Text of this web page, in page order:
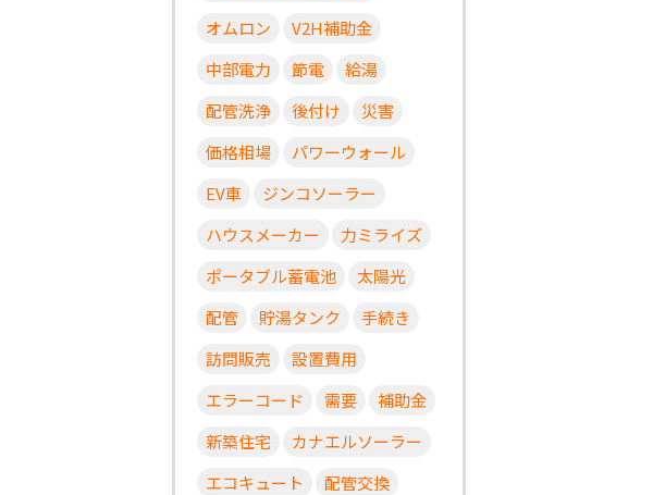
オムロン
V2H補助金
中部電力
節電
給湯
配管洗浄
後付け
災害
価格相場
パワーウォール
EV車
ジンコソーラー
ハウスメーカー
力ミライズ
ポータブル蓄電池
太陽光
配管
貯湯タンク
手続き
訪問販売
設置費用
エラーコード
需要
補助金
新築住宅
カナエルソーラー
エコキュート
配管交換